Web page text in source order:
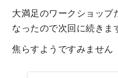
大満足のワークショップ
なったので次回に続きま
焦らすようですみません